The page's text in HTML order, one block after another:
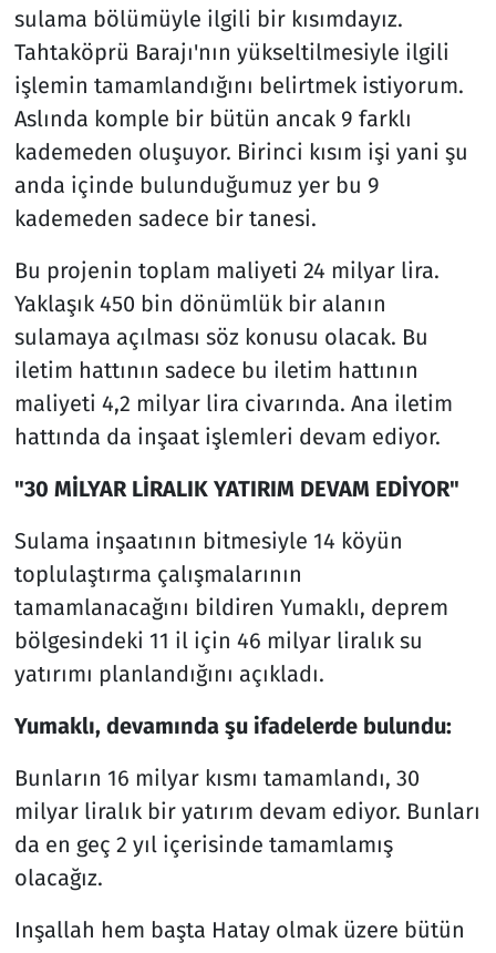
sulama bölümüyle ilgili bir kısımdayız.
Tahtaköprü Barajı'nın yükseltilmesiyle ilgili
işlemin tamamlandığını belirtmek istiyorum.
Aslında komple bir bütün ancak 9 farklı
kademeden oluşuyor. Birinci kısım işi yani şu
anda içinde bulunduğumuz yer bu 9
kademeden sadece bir tanesi.
Bu projenin toplam maliyeti 24 milyar lira.
Yaklaşık 450 bin dönümlük bir alanın
sulamaya açılması söz konusu olacak. Bu
iletim hattının sadece bu iletim hattının
maliyeti 4,2 milyar lira civarında. Ana iletim
hattında da inşaat işlemleri devam ediyor.
"30 MİLYAR LİRALIK YATIRIM DEVAM EDİYOR"
Sulama inşaatının bitmesiyle 14 köyün
toplulaştırma çalışmalarının
tamamlanacağını bildiren Yumaklı, deprem
bölgesindeki 11 il için 46 milyar liralık su
yatırımı planlandığını açıkladı.
Yumaklı, devamında şu ifadelerde bulundu:
Bunların 16 milyar kısmı tamamlandı, 30
milyar liralık bir yatırım devam ediyor. Bunları
da en geç 2 yıl içerisinde tamamlamış
olacağız.
Inşallah hem başta Hatay olmak üzere bütün